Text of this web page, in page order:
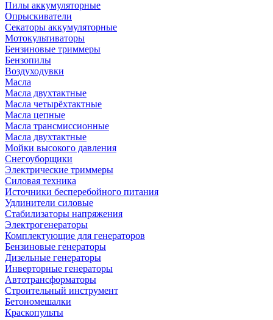
Пилы аккумуляторные
Опрыскиватели
Секаторы аккумуляторные
Мотокультиваторы
Бензиновые триммеры
Бензопилы
Воздуходувки
Масла
Масла двухтактные
Масла четырёхтактные
Масла цепные
Масла трансмиссионные
Масла двухтактные
Мойки высокого давления
Снегоуборщики
Электрические триммеры
Силовая техника
Источники бесперебойного питания
Удлинители силовые
Стабилизаторы напряжения
Электрогенераторы
Комплектующие для генераторов
Бензиновые генераторы
Дизельные генераторы
Инверторные генераторы
Автотрансформаторы
Строительный инструмент
Бетономешалки
Краскопульты